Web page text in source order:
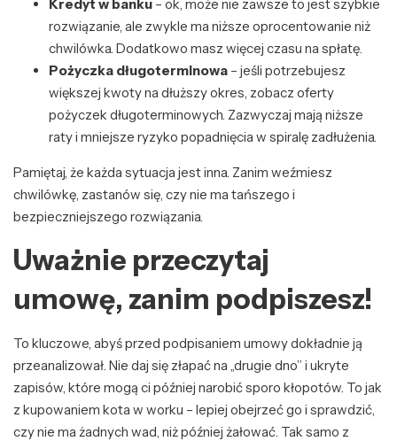
Kredyt w banku – ok, może nie zawsze to jest szybkie
rozwiązanie, ale zwykle ma niższe oprocentowanie niż
chwilówka. Dodatkowo masz więcej czasu na spłatę.
Pożyczka długoterminowa – jeśli potrzebujesz
większej kwoty na dłuższy okres, zobacz oferty
pożyczek długoterminowych. Zazwyczaj mają niższe
raty i mniejsze ryzyko popadnięcia w spiralę zadłużenia.
Pamiętaj, że każda sytuacja jest inna. Zanim weźmiesz
chwilówkę, zastanów się, czy nie ma tańszego i
bezpieczniejszego rozwiązania.
Uważnie przeczytaj
umowę, zanim podpiszesz!
To kluczowe, abyś przed podpisaniem umowy dokładnie ją
przeanalizował. Nie daj się złapać na „drugie dno” i ukryte
zapisów, które mogą ci później narobić sporo kłopotów. To jak
z kupowaniem kota w worku – lepiej obejrzeć go i sprawdzić,
czy nie ma żadnych wad, niż później żałować. Tak samo z